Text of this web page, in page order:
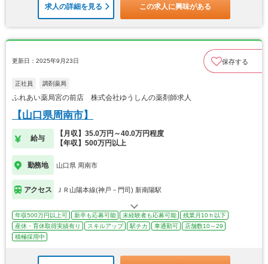
求人の詳細を見る この求人に興味がある
更新日：2025年9月23日 保存する
正社員 調剤薬局
ふれあい薬局宮の前店 株式会社ゆうしんの薬剤師求人
【山口県周南市】
給与
【月収】35.0万円～40.0万円程度
【年収】500万円以上
勤務地 山口県 周南市
アクセス ＪＲ山陽本線(神戸－門司) 新南陽駅
年収500万円以上可 新卒も応募可能 未経験者も応募可能
残業月10ｈ以下
産休・育休取得実績有り
スキルアップ 駅チカ 車通勤可
店舗数10～29
積極採用中